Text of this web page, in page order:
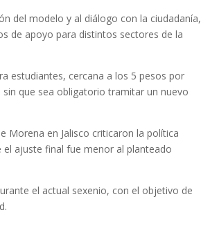
del modelo y al diálogo con la ciudadanía,
de apoyo para distintos sectores de la
estudiantes, cercana a los 5 pesos por
que sea obligatorio tramitar un nuevo
Morena en Jalisco criticaron la política
ajuste final fue menor al planteado
el actual sexenio, con el objetivo de